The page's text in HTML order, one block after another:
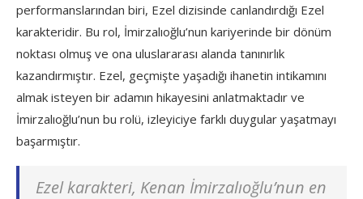
performanslarından biri, Ezel dizisinde canlandırdığı Ezel
karakteridir. Bu rol, İmirzalıoğlu’nun kariyerinde bir dönüm
noktası olmuş ve ona uluslararası alanda tanınırlık
kazandırmıştır. Ezel, geçmişte yaşadığı ihanetin intikamını
almak isteyen bir adamın hikayesini anlatmaktadır ve
İmirzalıoğlu’nun bu rolü, izleyiciye farklı duygular yaşatmayı
başarmıştır.
Ezel karakteri, Kenan İmirzalıoğlu’nun en